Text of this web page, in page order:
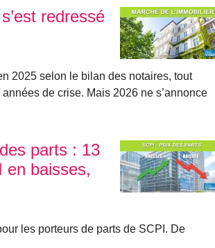
redressé
2025 selon le bilan des notaires, tout
de crise. Mais 2026 ne s’annonce
parts : 13
en baisses,
les porteurs de parts de SCPI. De